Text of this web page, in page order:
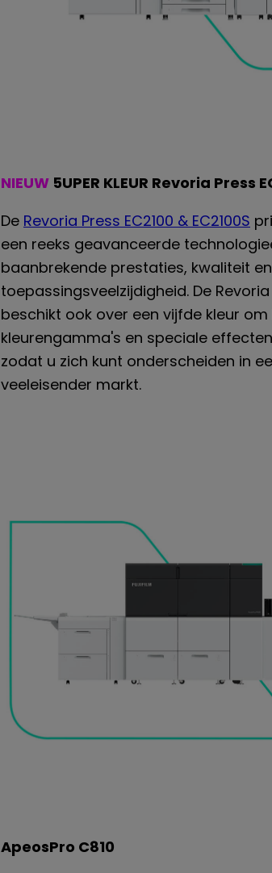
NIEUW 5UPER KLEUR Revoria Press
De Revoria Press EC2100 & EC2100S
een reeks geavanceerde
baanbrekende prestaties, kwaliteit en
toepassingsveelzijdigheid. De Revoria
beschikt ook over een vijfde kleur
kleurengamma's en speciale
zodat u zich kunt onderscheiden in
veeleisender markt.
ApeosPro C810